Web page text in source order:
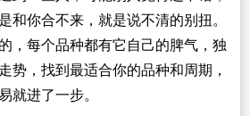
和你合不来，就是说不清的别扭。
，每个品种都有它自己的脾气，独
势，找到最适合你的品种和周期，
就进了一步。